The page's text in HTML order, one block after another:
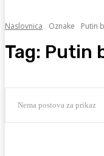
Naslovnica Oznake Putin
Tag: Putin
Nema postova za prikaz